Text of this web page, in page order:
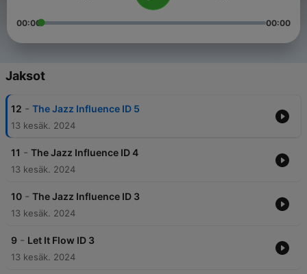
00:00 00:00
Jaksot
12 - The Jazz Influence ID 5
13 kesäk. 2024
11 - The Jazz Influence ID 4
13 kesäk. 2024
10 - The Jazz Influence ID 3
13 kesäk. 2024
9 - Let It Flow ID 3
13 kesäk. 2024